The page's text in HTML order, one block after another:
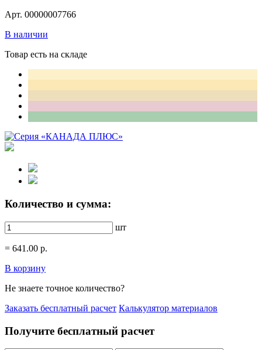
Арт. 00000007766
В наличии
Товар есть на складе
Количество и сумма:
шт
= 641.00 р.
В корзину
Не знаете точное количество?
Заказать бесплатный расчет Калькулятор материалов
Получите бесплатный расчет